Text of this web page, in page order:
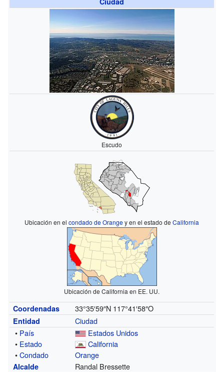
Escudo
Ubicación en elcondado de Orangey en el estado deCalifornia
Ubicación de California en EE. UU.
Coordenadas 33°35′59″N 117°41′58″O
Entidad
Ciudad
• País
Estados Unidos
• Estado
California
•Condado Orange
Alcalde Randal Bressette